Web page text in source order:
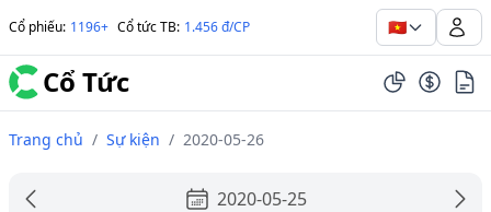
Cổ phiếu: 1196+ Cổ tức TB: 1.456 đ/CP 🇻🇳
Cổ Tức
Trang chủ / Sự kiện / 2020-05-26
2020-05-25